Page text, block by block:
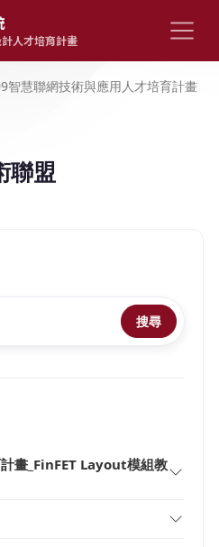
人才培育計畫
智慧聯網技術與應用人才培育計畫
聯盟
搜尋
畫_FinFET Layout模組教